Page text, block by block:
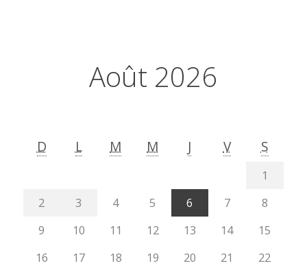
Août 2026
D L M M J V S
1
2
3 4 5 6 7
8
9
10 11 12 13 14
15
16
17 18 19 20 21
22